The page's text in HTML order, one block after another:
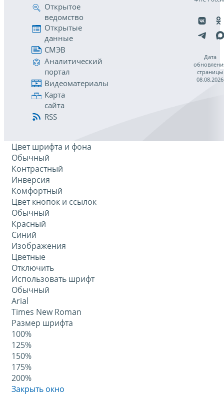
Открытое
ведомство
Открытые
данные
СМЭВ
Аналитический
портал
Видеоматериалы
Карта
сайта
RSS
Дата
страницы
08.08.2026
Цвет шрифта и фона
Обычный
Контрастный
Инверсия
Комфортный
Цвет кнопок и ссылок
Обычный
Красный
Синий
Изображения
Цветные
Отключить
Использовать шрифт
Обычный
Arial
Times New Roman
Размер шрифта
100%
125%
150%
175%
200%
Закрыть окно